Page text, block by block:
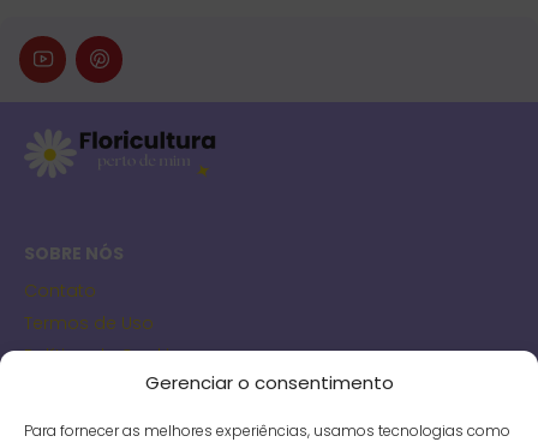
Gerenciar o consentimento
Para fornecer as melhores experiências, usamos tecnologias como
SOBRE NÓS
Contato
Termos de Uso
Política de Cookies
Política de Privacidade